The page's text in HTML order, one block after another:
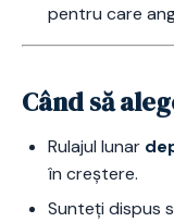
pentru care
Când să
Rulajul lunar
în creștere.
Sunteți dispus